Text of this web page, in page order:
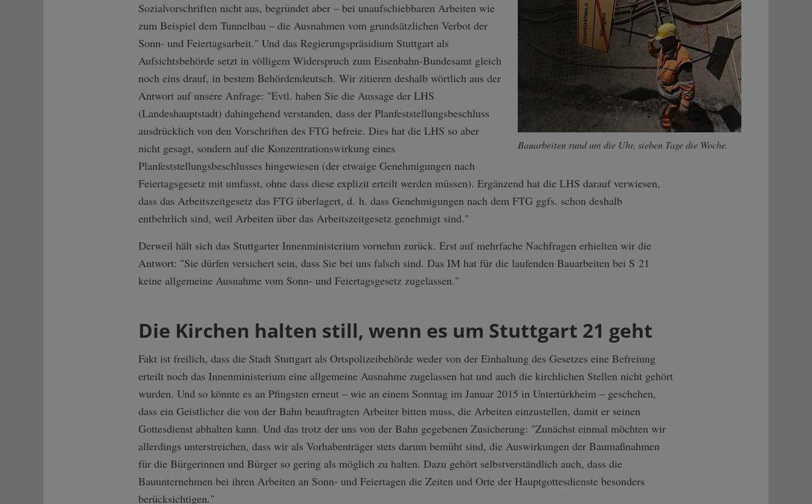
Bauarbeiten rund um die Uhr, sieben Tage die Woche.
Sozialvorschriften nicht aus, begründet aber – bei unaufschiebbaren Arbeiten wie
zum Beispiel dem Tunnelbau – die Ausnahmen vom grundsätzlichen Verbot der
Sonn- und Feiertagsarbeit." Und das Regierungspräsidium Stuttgart als
Aufsichtsbehörde setzt in völligem Widerspruch zum Eisenbahn-Bundesamt gleich
noch eins drauf, in bestem Behördendeutsch. Wir zitieren deshalb wörtlich aus der
Antwort auf unsere Anfrage: "Evtl. haben Sie die Aussage der LHS
(Landeshauptstadt) dahingehend verstanden, dass der Planfeststellungsbeschluss
ausdrücklich von den Vorschriften des FTG befreie. Dies hat die LHS so aber
nicht gesagt, sondern auf die Konzentrationswirkung eines
Planfeststellungsbeschlusses hingewiesen (der etwaige Genehmigungen nach
Feiertagsgesetz mit umfasst, ohne dass diese explizit erteilt werden müssen). Ergänzend hat die LHS darauf verwiesen,
dass das Arbeitszeitgesetz das FTG überlagert, d. h. dass Genehmigungen nach dem FTG ggfs. schon deshalb
entbehrlich sind, weil Arbeiten über das Arbeitszeitgesetz genehmigt sind."
Derweil hält sich das Stuttgarter Innenministerium vornehm zurück. Erst auf mehrfache Nachfragen erhielten wir die
Antwort: "Sie dürfen versichert sein, dass Sie bei uns falsch sind. Das IM hat für die laufenden Bauarbeiten bei S 21
keine allgemeine Ausnahme vom Sonn- und Feiertagsgesetz zugelassen."
Die Kirchen halten still, wenn es um Stuttgart 21 geht
Fakt ist freilich, dass die Stadt Stuttgart als Ortspolizeibehörde weder von der Einhaltung des Gesetzes eine Befreiung
erteilt noch das Innenministerium eine allgemeine Ausnahme zugelassen hat und auch die kirchlichen Stellen nicht gehört
wurden. Und so könnte es an Pfingsten erneut – wie an einem Sonntag im Januar 2015 in Untertürkheim – geschehen,
dass ein Geistlicher die von der Bahn beauftragten Arbeiter bitten muss, die Arbeiten einzustellen, damit er seinen
Gottesdienst abhalten kann. Und das trotz der uns von der Bahn gegebenen Zusicherung: "Zunächst einmal möchten wir
allerdings unterstreichen, dass wir als Vorhabenträger stets darum bemüht sind, die Auswirkungen der Baumaßnahmen
für die Bürgerinnen und Bürger so gering als möglich zu halten. Dazu gehört selbstverständlich auch, dass die
Bauunternehmen bei ihren Arbeiten an Sonn- und Feiertagen die Zeiten und Orte der Hauptgottesdienste besonders
berücksichtigen."